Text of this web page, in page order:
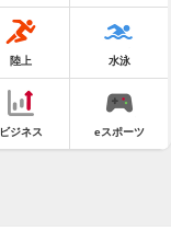
陸上 水泳
ビジネス eスポーツ